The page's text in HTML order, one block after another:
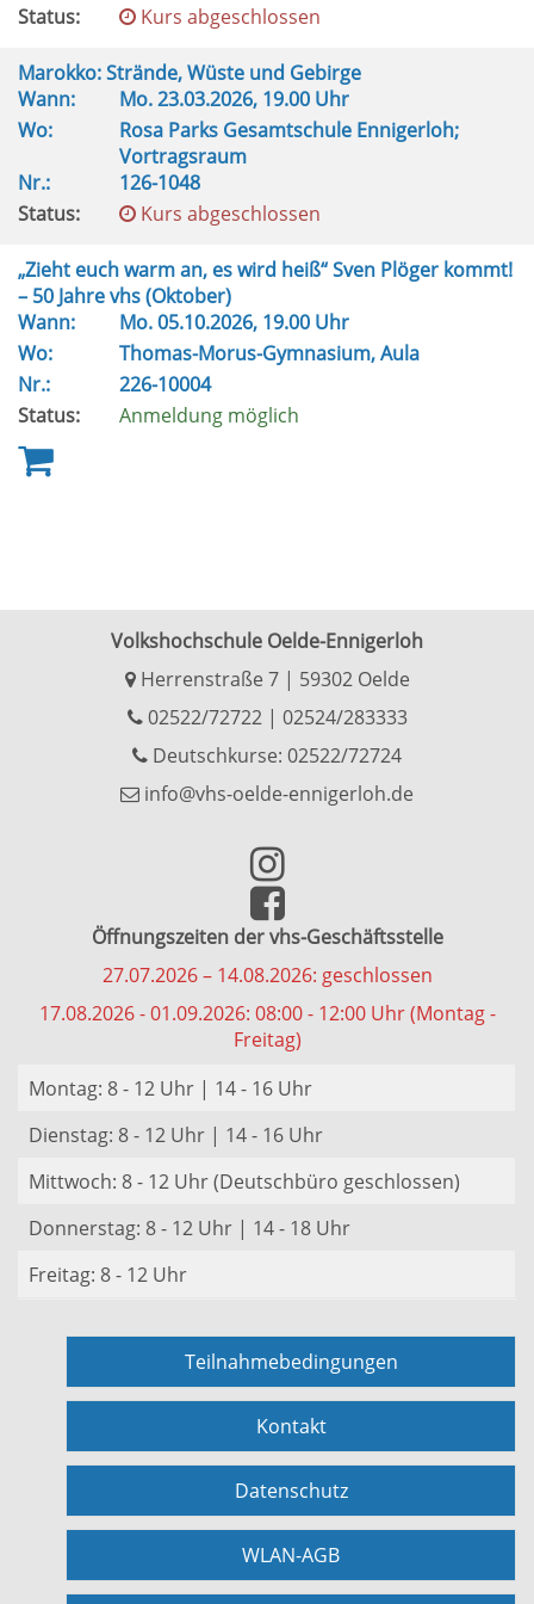
Status:
Kurs abgeschlossen
Marokko: Strände, Wüste und Gebirge
Wann:
Mo.23.03.2026, 19.00 Uhr
Wo:
Rosa Parks Gesamtschule Ennigerloh;
Vortragsraum
Nr.:
126-1048
Status:
Kurs abgeschlossen
„Zieht euch warm an, es wird heiß“ Sven Plöger kommt!
– 50 Jahre vhs (Oktober)
Wann:
Mo.05.10.2026, 19.00 Uhr
Wo:
Thomas-Morus-Gymnasium, Aula
Nr.:
226-10004
Status:
Anmeldung möglich
Volkshochschule Oelde-Ennigerloh
Herrenstraße 7 | 59302 Oelde
02522/72722| 02524/283333
Deutschkurse: 02522/72724
info@vhs-oelde-ennigerloh.de
Öffnungszeiten der vhs-Geschäftsstelle
27.07.2026 – 14.08.2026: geschlossen
17.08.2026 - 01.09.2026: 08:00 - 12:00 Uhr (Montag -
Freitag)
Montag: 8 - 12 Uhr | 14 - 16 Uhr
Dienstag: 8 - 12 Uhr | 14 - 16 Uhr
Mittwoch: 8 - 12 Uhr (Deutschbüro geschlossen)
Donnerstag: 8 - 12 Uhr | 14 - 18 Uhr
Freitag: 8 - 12 Uhr
Teilnahmebedingungen
Kontakt
Datenschutz
WLAN-AGB